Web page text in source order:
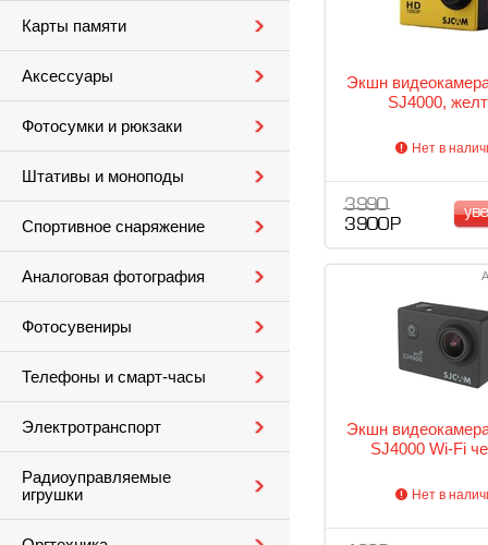
Карты памяти
Аксессуары
Фотосумки и рюкзаки
Штативы и моноподы
Спортивное снаряжение
Аналоговая фотография
Фотосувениры
Телефоны и смарт-часы
Электротранспорт
Радиоуправляемые
игрушки
Экшн
SJ4000,
Нет в
3 990
3 900 Р
Экшн
SJ4000 Wi-Fi
Нет в